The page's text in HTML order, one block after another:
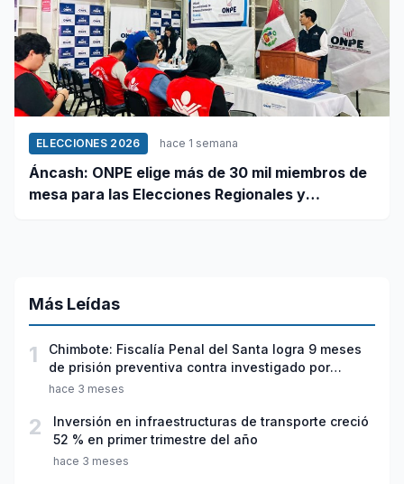
ELECCIONES 2026 hace 1 semana
Áncash: ONPE elige más de 30 mil miembros de
mesa para las Elecciones Regionales y
Más Leídas
1
Chimbote: Fiscalía Penal del Santa logra 9 meses
de prisión preventiva contra investigado por
violación sexual y tentativa de feminicidio
hace 3 meses
2
Inversión en infraestructuras de transporte creció
52 % en primer trimestre del año
hace 3 meses